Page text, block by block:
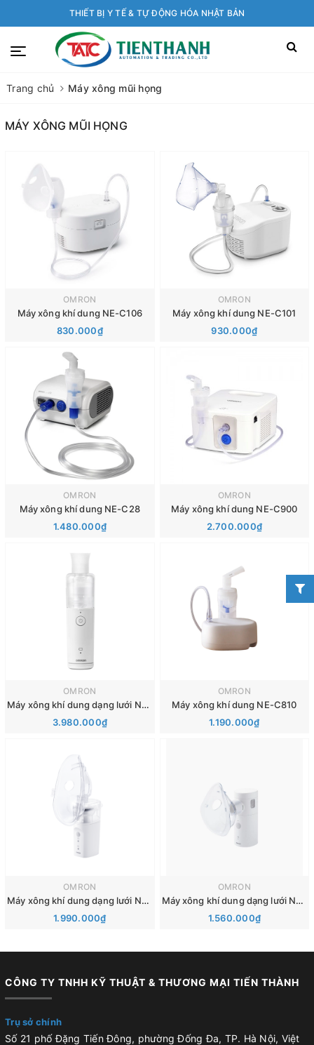
THIẾT BỊ Y TẾ & TỰ ĐỘNG HÓA NHẬT BẢN
Trang chủ Máy xông mũi họng
MÁY XÔNG MŨI HỌNG
OMRON
Máy xông khí dung NE-C106
830.000₫
OMRON
Máy xông khí dung NE-C101
930.000₫
OMRON
Máy xông khí dung NE-C28
1.480.000₫
OMRON
Máy xông khí dung NE-C900
2.700.000₫
OMRON
Máy xông khí dung dạng lưới NE-U100
3.980.000₫
OMRON
Máy xông khí dung NE-C810
1.190.000₫
OMRON
Máy xông khí dung dạng lưới NE-U200
1.990.000₫
OMRON
Máy xông khí dung dạng lưới NE-U300
1.560.000₫
CÔNG TY TNHH KỸ THUẬT & THƯƠNG MẠI TIẾN THÀNH
Trụ sở chính
Số 21 phố Đặng Tiến Đông, phường Đống Đa, TP. Hà Nội, Việt